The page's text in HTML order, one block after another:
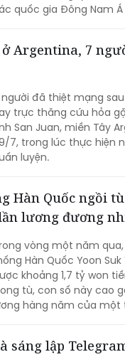
ở Argentina, 7
đã thiệt mạng sau
San Juan, miền Tây
7, trong lúc thực hiện
luyện.
Hàn Quốc ngồi tù
vòng một năm qua,
Hàn Quốc Yoon Suk
khoảng 1,7 tỷ won
tù, con số này cao
hàng năm của
nhiệm. Không
phu nhân Kim Keon-
mức tiền ký gửi lên
nhiều tiền nhất tại
sáng lập
quyền Nga chính
sáng lập Telegram